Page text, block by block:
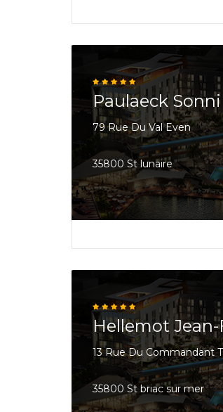
Paulaeck Sonni
79 Rue Du Val Even
35800 St lunaire
Hellemot
13 Rue Du Commandant
35800 St briac sur mer